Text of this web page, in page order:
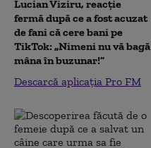
Lucian Viziru, reacție
fermă după ce a fost acuzat
de fani că cere bani pe
TikTok: „Nimeni nu vă bagă
mâna în buzunar!”
Descarcă aplicația Pro FM